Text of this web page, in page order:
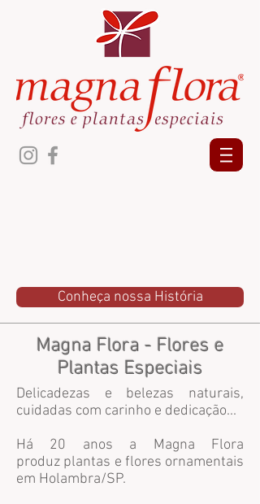
Conheça nossa História
Magna Flora - Flores e
Plantas Especiais
Delicadezas e belezas naturais,
cuidadas com carinho e dedicação...
Há 20 anos a Magna Flora
produz plantas e flores ornamentais
em Holambra/SP.